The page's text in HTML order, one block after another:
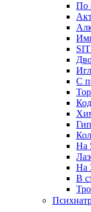
По
С
На
На
В